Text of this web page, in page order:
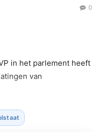
0
in het parlement heeft
van